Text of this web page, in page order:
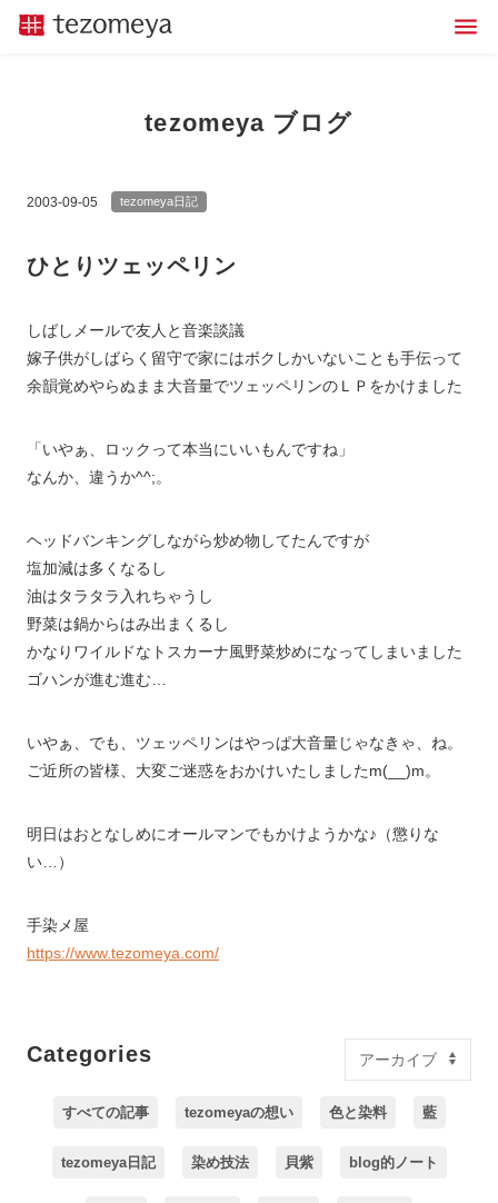
tezomeya ブログ
2003-09-05 tezomeya日記
ひとりツェッペリン
しばしメールで友人と音楽談議
嫁子供がしばらく留守で家にはボクしかいないことも手伝って
余韻覚めやらぬまま大音量でツェッペリンのＬＰをかけました
「いやぁ、ロックって本当にいいもんですね」
なんか、違うか^^;。
ヘッドバンキングしながら炒め物してたんですが
塩加減は多くなるし
油はタラタラ入れちゃうし
野菜は鍋からはみ出まくるし
かなりワイルドなトスカーナ風野菜炒めになってしまいました
ゴハンが進む進む…
いやぁ、でも、ツェッペリンはやっぱ大音量じゃなきゃ、ね。
ご近所の皆様、大変ご迷惑をおかけいたしましたm(__)m。
明日はおとなしめにオールマンでもかけようかな♪（懲りな
い…）
手染メ屋
https://www.tezomeya.com/
Categories
すべての記事 tezomeyaの想い 色と染料 藍
tezomeya日記 染め技法 貝紫 blog的ノート